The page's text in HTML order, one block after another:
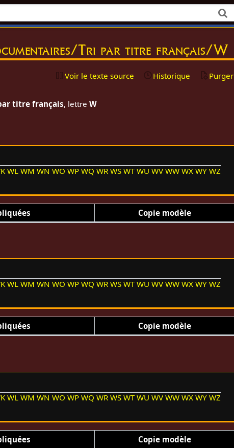
Tri par titre français/W
Voir le texte source Historique Purger
titre français, lettreW
WL WM WN WO WP WQ WR WS WT WU WV WW WX WY WZ
Copie modèle
WL WM WN WO WP WQ WR WS WT WU WV WW WX WY WZ
Copie modèle
WL WM WN WO WP WQ WR WS WT WU WV WW WX WY WZ
Copie modèle